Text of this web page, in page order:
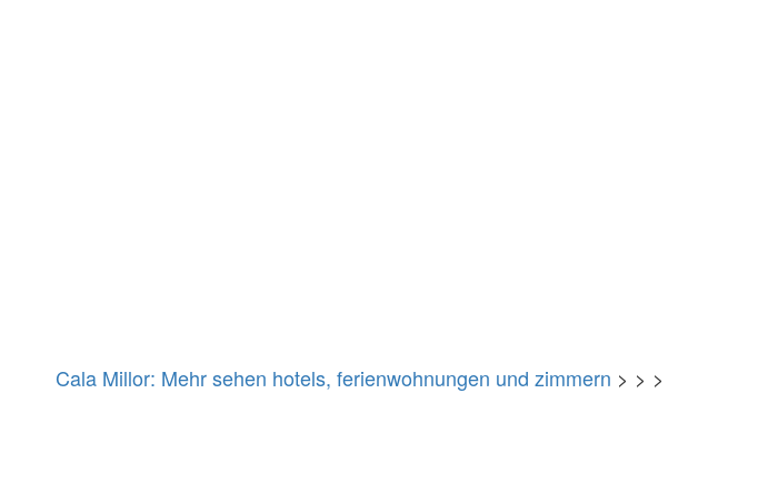
Cala Millor: Mehr sehen hotels, ferienwohnungen und zimmern > > >